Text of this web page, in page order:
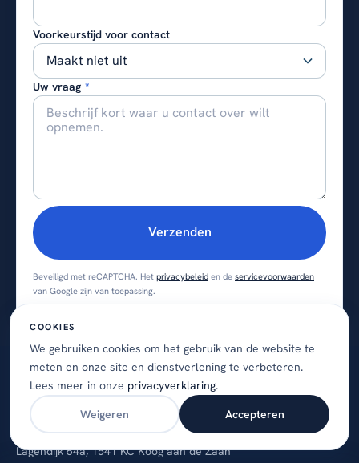
Voorkeurstijd voor contact
Uw vraag *
Verzenden
Beveiligd met reCAPTCHA. Het privacybeleid en de servicevoorwaarden
van Google zijn van toepassing.
Lagendijk 64a, 1541 KC Koog aan de Zaan
COOKIES
We gebruiken cookies om het gebruik van de website te
meten en onze site en dienstverlening te verbeteren.
Lees meer in onze privacyverklaring.
Weigeren
Accepteren